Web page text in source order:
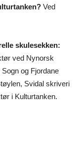
Ved
skulesekken:
ved Nynorsk
og Fjordane
Svidal skriveri
i Kulturtanken.